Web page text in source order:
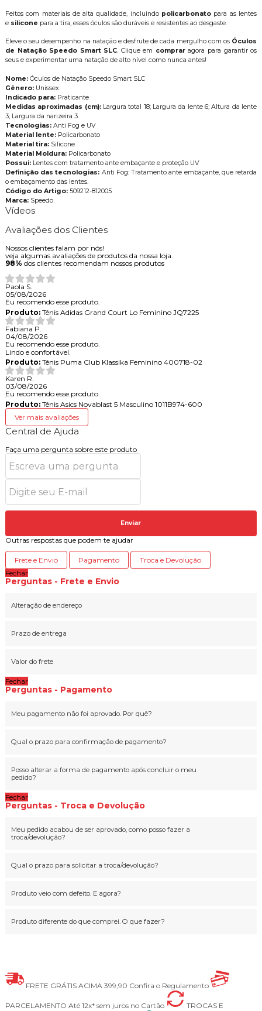
Feitos com materiais de alta qualidade, incluindo policarbonato para as lentes
e silicone para a tira, esses óculos são duráveis e resistentes ao desgaste.
Eleve o seu desempenho na natação e desfrute de cada mergulho com os Óculos
de Natação Speedo Smart SLC. Clique em compraragora para garantir os
seus e experimentar uma natação de alto nível como nunca antes!
Nome: Óculos de Natação Speedo Smart SLC
Gênero: Unissex
Indicado para: Praticante
Medidas aproximadas (cm): Largura total 18; Largura da lente 6; Altura da lente
3; Largura da narizeira 3
Tecnologias: Anti Fog e UV
Material lente: Policarbonato
Material tira: Silicone
Material Moldura: Policarbonato
Possui: Lentes com tratamento ante embaçante e proteção UV
Definição das tecnologias: Anti Fog: Tratamento ante embaçante, que retarda
o embaçamento das lentes.
Código do Artigo: 509212-812005
Marca:Speedo
Vídeos
Avaliações dos Clientes
Nossos clientes falam por nós!
veja algumas avaliações de produtos da nossa loja.
98% dos clientes recomendam nossos produtos
Paola S.
05/08/2026
Eu recomendo esse produto.
Produto:Tênis Adidas Grand Court Lo Feminino JQ7225
Fabiana P.
04/08/2026
Eu recomendo esse produto.
Lindo e confortável.
Produto:Tênis Puma Club Klassika Feminino 400718-02
Karen R.
03/08/2026
Eu recomendo esse produto.
Produto:Tênis Asics Novablast 5 Masculino 1011B974-600
Ver mais avaliações
Central de Ajuda
Faça uma pergunta sobre este produto
Enviar
Outras respostas que podem te ajudar
Frete e Envio Pagamento
Troca e Devolução
Fechar
Perguntas - Frete e Envio
Alteração de endereço
Prazo de entrega
Valor do frete
Fechar
Perguntas - Pagamento
Meu pagamento não foi aprovado. Por quê?
Qual o prazo para confirmação de pagamento?
Posso alterar a forma de pagamento após concluir o meu
pedido?
Fechar
Perguntas - Troca e Devolução
Meu pedido acabou de ser aprovado, como posso fazer a
troca/devolução?
Qual o prazo para solicitar a troca/devolução?
Produto veio com defeito. E agora?
Produto diferente do que comprei. O que fazer?
FRETE GRÁTIS ACIMA 399,90 Confira o Regulamento
PARCELAMENTO Até 12x* sem juros no Cartão TROCAS E